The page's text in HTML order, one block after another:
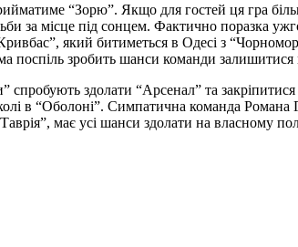
“Зорю”. Якщо для гостей ця гра
за місце під сонцем. Фактично поразка
який битиметься в Одесі з
поспіль зробить шанси команди
спробують здолати “Арсенал” та
в “Оболоні”. Симпатична команда Романа
має усі шанси здолати на власному полі